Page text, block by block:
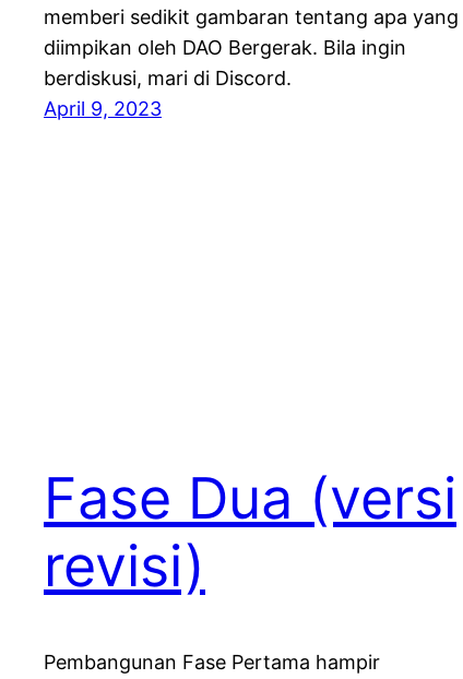
memberi sedikit gambaran tentang apa yang
diimpikan oleh DAO Bergerak. Bila ingin
berdiskusi, mari di Discord.
April 9, 2023
Fase Dua (versi
revisi)
Pembangunan Fase Pertama hampir